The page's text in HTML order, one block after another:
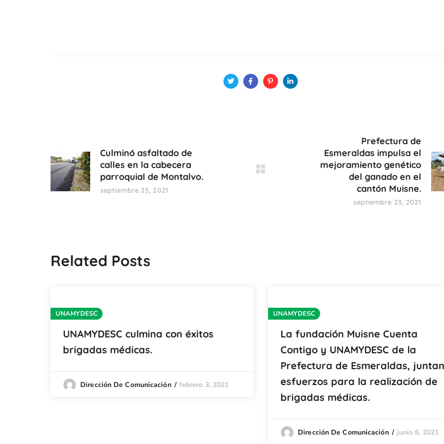
Culminó asfaltado de
calles en la cabecera
parroquial de Montalvo.
septiembre 23, 2021
Prefectura de
Esmeraldas impulsa el
mejoramiento genético
del ganado en el
cantón Muisne.
septiembre 23, 2021
Related Posts
UNAMYDESC
UNAMYDESC culmina con éxitos
brigadas médicas.
Dirección De Comunicación febrero 3, 2021
UNAMYDESC
La fundación Muisne Cuenta
Contigo y UNAMYDESC de la
Prefectura de Esmeraldas, juntan
esfuerzos para la realización de
brigadas médicas.
Dirección De Comunicación junio 8, 2021